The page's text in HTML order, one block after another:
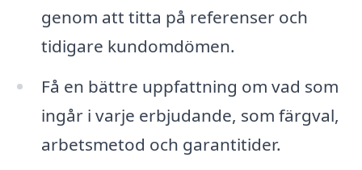
genom att titta på referenser och
tidigare kundomdömen.
Få en bättre uppfattning om vad som
ingår i varje erbjudande, som färgval,
arbetsmetod och garantitider.